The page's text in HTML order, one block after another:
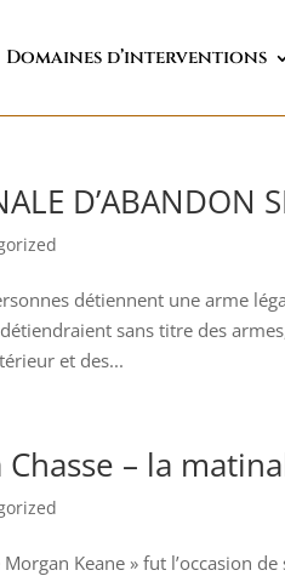
Domaines d’interventions
D’ABANDON
détiennent une arme
sans titre des
et des...
– la
Keane » fut l’occasion